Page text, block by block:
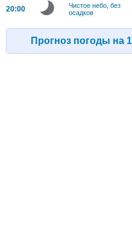
20:00
Чистое небо, без
осадков
Прогноз погоды на